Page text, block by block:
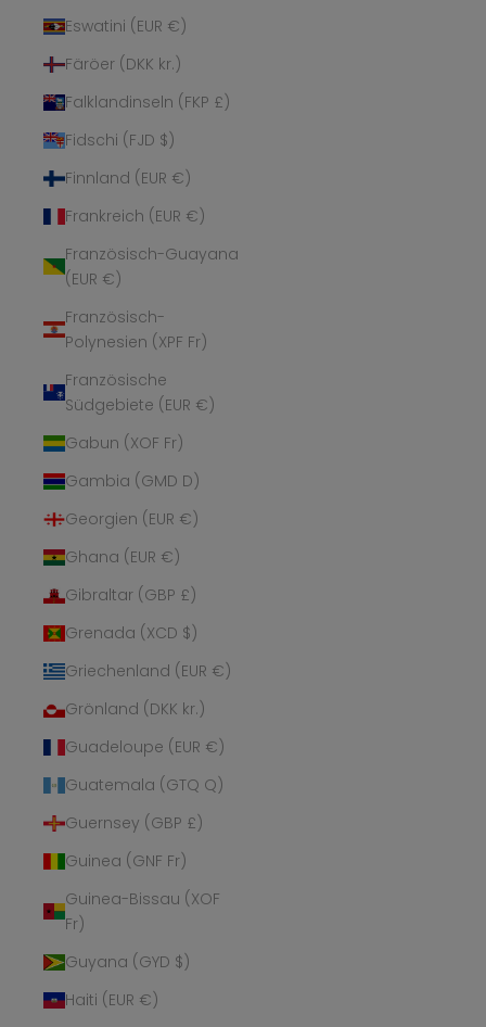
Eswatini (EUR €)
Färöer (DKK kr.)
Falklandinseln (FKP £)
Fidschi (FJD $)
Finnland (EUR €)
Frankreich (EUR €)
Französisch-Guayana
(EUR €)
Französisch-
Polynesien (XPF Fr)
Französische
Südgebiete (EUR €)
Gabun (XOF Fr)
Gambia (GMD D)
Georgien (EUR €)
Ghana (EUR €)
Gibraltar (GBP £)
Grenada (XCD $)
Griechenland (EUR €)
Grönland (DKK kr.)
Guadeloupe (EUR €)
Guatemala (GTQ Q)
Guernsey (GBP £)
Guinea (GNF Fr)
Guinea-Bissau (XOF
Fr)
Guyana (GYD $)
Haiti (EUR €)